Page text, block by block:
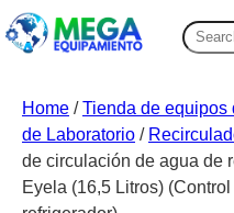
for:
Home /Tienda de equipos
de Laboratorio /
de circulación de agua de
Eyela (16,5 Litros)